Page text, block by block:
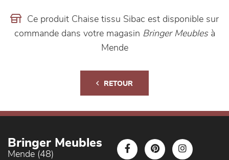
Ce produit Chaise tissu Sibac est disponible sur
commande dans votre magasin Bringer Meublesà
Mende
RETOUR
Bringer Meubles
Mende (48)